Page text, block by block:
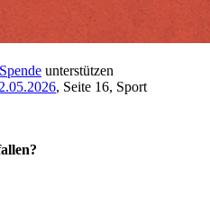
Spende unterstützen
, Seite 16, Sport